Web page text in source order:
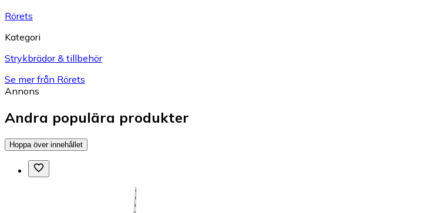
Rörets
Kategori
Strykbrädor & tillbehör
Se mer från Rörets
Annons
Andra populära produkter
Hoppa över innehållet